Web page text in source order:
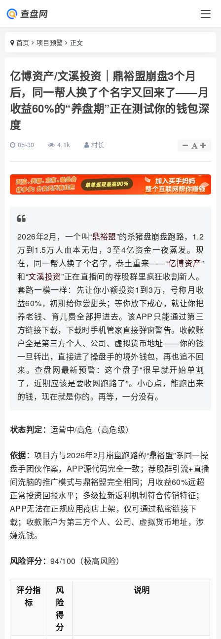
首页 项目预警 正文
亿博资产/文溪投资｜鼎裕盟崩盘3个月
后，同一帮人换了个名字又回来了——月
收益60%的“养盘期”正在测试你的钱包深
度
05-30 4.1k 村长
2026年2月，一个叫“鼎裕盟”的杀猪盘崩盘跑路，1.2
万到1.5万人血本无归，3至4亿资金一夜蒸发。现
在，同一帮人换了个名字，卷土重来——“亿博资产”
和“文溪投资”正在直播间的荐股群里疯狂收割新人。
套路一模一样：先让你小额投资1到3万，号称月收
益60%，初期给你尝甜头；等你放下戒心，就让你把
养老钱、育儿费全部押进去。该APP只能通过第三
方链接下载，下载时手机管家直接弹窗警告。收款账
户全是第三方个人、公司、虚拟货币地址——你的钱
一旦转出，直接进了操盘手的境外钱包，再也追不回
来。查盘网最新预警：这个盘子“很早就开始单割
了，近期应该是要收网跑路了”。小心点，能跑出来
的钱，现在就是你的。再等，一分没有。
状态判定： 运营中/高危（高危级）
依据：项目方与2026年2月崩盘跑路的“鼎裕盟”系同一操
盘手团伙作案，APP源代码完全一致；荐股群引流+直播
间洗脑的推广模式与鼎裕盟完全相同；月收益60%远超
正常投资回报水平；多级拉新返利机制符合传销特征；
APP无法在正规应用商店上架，仅可通过私密链接下
载；收款账户为第三方个人、公司、虚拟货币地址，涉
嫌洗钱。
风险评分： 94/100（极高风险）
评分指
标
风
险
得
分
说明